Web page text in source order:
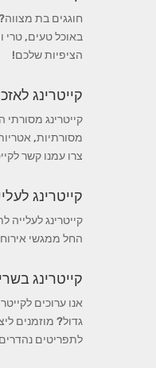
חוגגים בת
באוכל טעים, טרי
הציפיות שלכם!
קייטרינג
קייטרינג
מסורתיות,
צרו עמנו קשר
קייטרינג
קייטרינג לעלייה
החל ממגשי
קייטרינג
אנו ערוכים
גדול? מוזמנים
לתפריטים